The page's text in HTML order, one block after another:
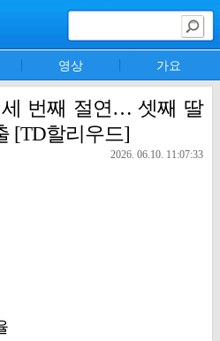
영상 가요
번째 절연… 셋째 딸
[TD할리우드]
2026. 06.10. 11:07:33